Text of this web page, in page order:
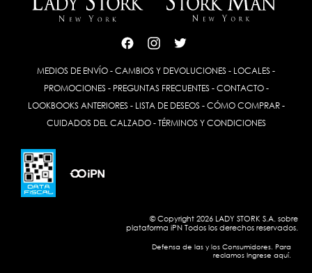
MEDIOS DE ENVÍO - CAMBIOS Y DEVOLUCIONES - LOCALES -
PROMOCIONES- PREGUNTAS FRECUENTES- CONTACTO-
LOOKBOOKS ANTERIORES- LISTA DE DESEOS- CÓMO COMPRAR-
CUIDADOS DEL CALZADO- TÉRMINOS Y CONDICIONES
© Copyright 2026 LADY STORK S.A. sobre
plataforma iPN Todos los derechos reservados.
Defensa de las y los Consumidores. Para
reclamos Ingrese aquí.